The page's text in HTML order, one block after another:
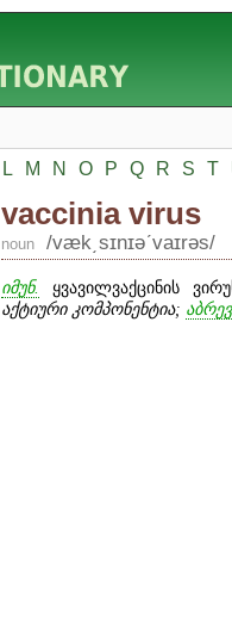
L M N O P Q R S T
vaccinia virus
noun /væk͵sɪnɪəʹvaɪrəs/
იმუნ. ყვავილვაქცინის
აქტიური კომპონენტია; აბრევ.